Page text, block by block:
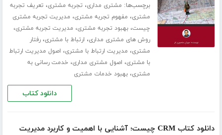
برچسب‌ها: مشتری مداری، تجربه مشتری، تعریف تجربه
مشتری، مفهوم تجربه مشتری، مدیریت تجربه مشتری
چیست،بهبود تجربه مشتری، مدیریت تجربه مشتری،
روش های مشتری مداری، ارتباط با مشتری،رفتار
مشتری، مدیریت ارتباط با مشتری، اصول مدیریت ارتباط
با مشتری، اصول مشتری مداری، خدمت رسانی به
مشتری،بهبود خدمات مشتری
دانلود کتاب
دانلود کتاب CRM چیست؛ آشنایی با اهمیت و کاربرد مدیریت